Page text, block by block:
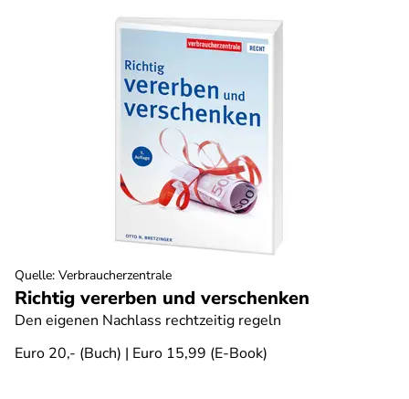
Richtig vererben und verschenken
Den eigenen Nachlass rechtzeitig regeln
Euro 20,- (Buch) | Euro 15,99 (E-Book)
Quelle: Verbraucherzentrale